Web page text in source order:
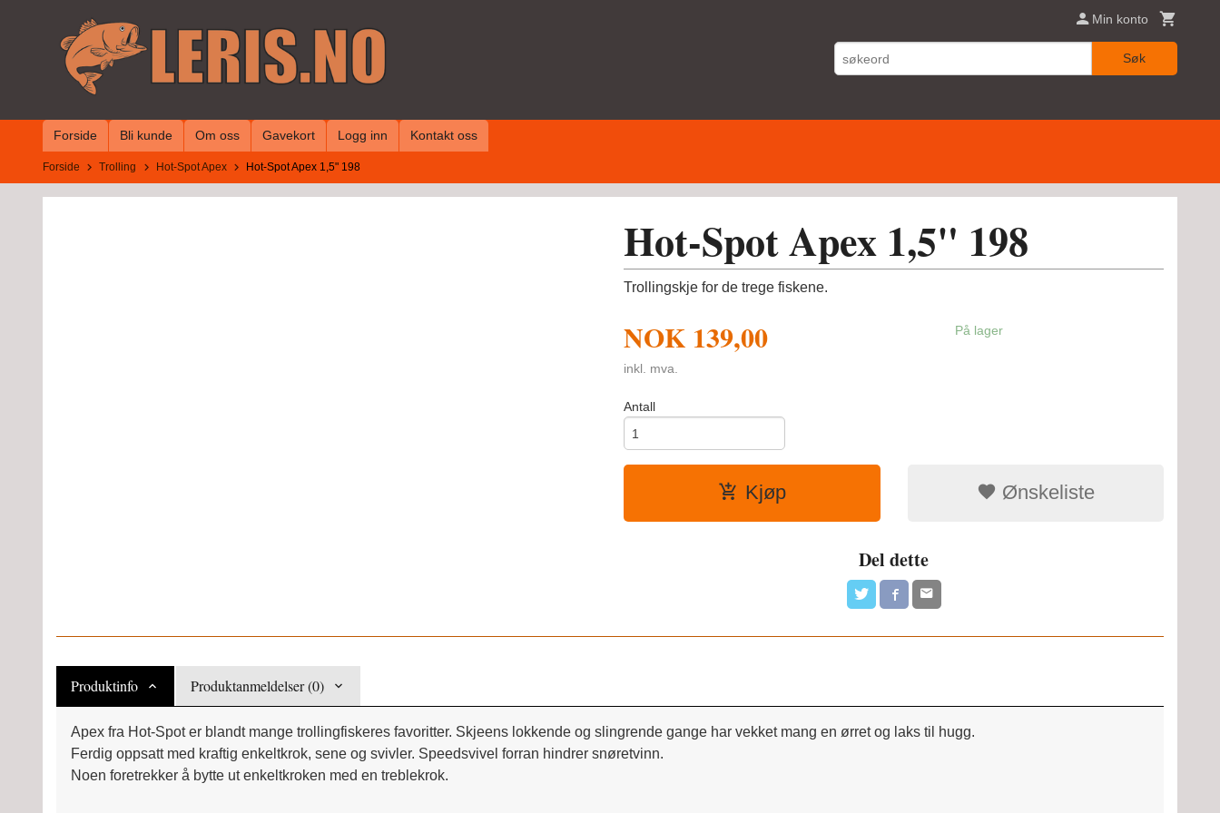
Min konto
Søk
Forside Bli kunde Om oss Gavekort Logg inn Kontakt oss
Forside Trolling Hot-Spot Apex Hot-Spot Apex 1,5" 198
Hot-Spot Apex 1,5" 198
Trollingskje for de trege fiskene.
NOK 139,00
inkl. mva.
På lager
Antall
Kjøp Ønskeliste
Del dette
Produktinfo Produktanmeldelser (0)
Apex fra Hot-Spot er blandt mange trollingfiskeres favoritter. Skjeens lokkende og slingrende gange har vekket mang en ørret og laks til hugg.
Ferdig oppsatt med kraftig enkeltkrok, sene og svivler. Speedsvivel forran hindrer snøretvinn.
Noen foretrekker å bytte ut enkeltkroken med en treblekrok.